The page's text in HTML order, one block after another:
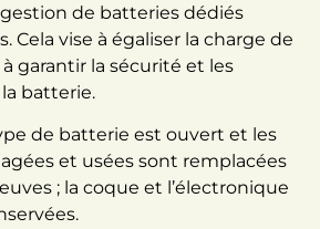
de batteries dédiés
Cela vise à égaliser la charge de
garantir la sécurité et les
batterie.
de batterie est ouvert et les
et usées sont remplacées
; la coque et l’électronique